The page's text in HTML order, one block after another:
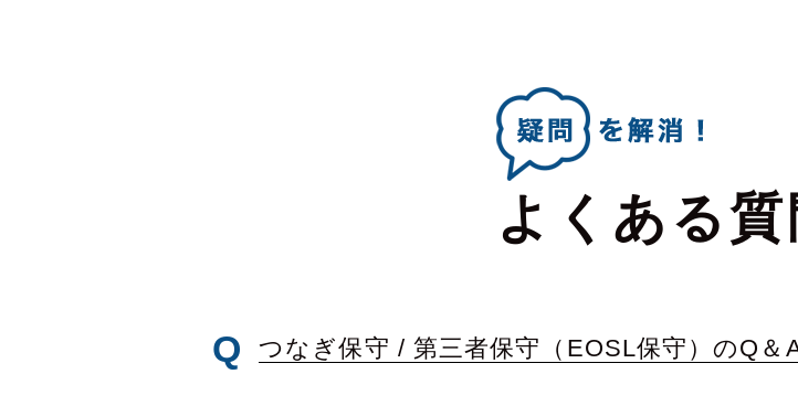
よくある
つなぎ保守 / 第三者保守（EOSL保守）のQ＆